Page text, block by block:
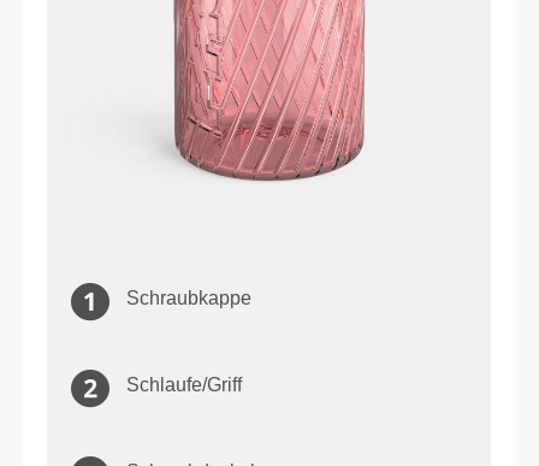
Schraubkappe
Schlaufe/Griff